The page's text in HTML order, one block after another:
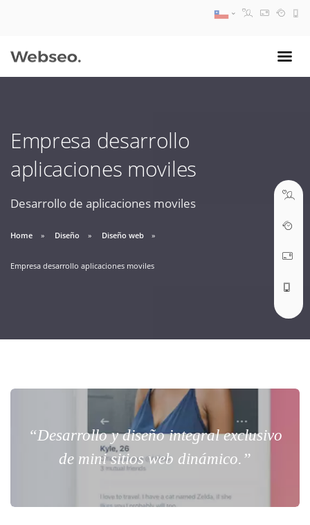
Empresa desarrollo
aplicaciones moviles
Desarrollo de aplicaciones moviles
Home Diseño Diseño web
Empresa desarrollo aplicaciones moviles
“Desarrollo y diseño integral exclusivo
de mini sitios web dinámico.”
09:30 AM A 18:30 PM
soporte@webseo.cl